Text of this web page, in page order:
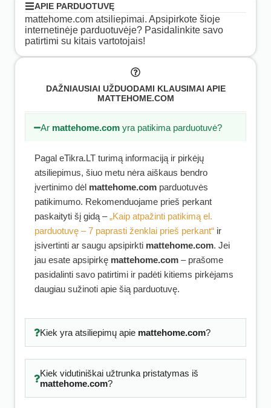
APIE PARDUOTUVĘ
mattehome.com atsiliepimai. Apsipirkote šioje
internetinėje parduotuvėje? Pasidalinkite savo
patirtimi su kitais vartotojais!
DAŽNIAUSIAI UŽDUODAMI KLAUSIMAI APIE
MATTEHOME.COM
Ar mattehome.com yra patikima parduotuvė?
Pagal eTikra.LT turimą informaciją ir pirkėjų
atsiliepimus, šiuo metu nėra aiškaus bendro
įvertinimo dėl mattehome.com parduotuvės
patikimumo. Rekomenduojame prieš perkant
paskaityti šį gidą –„Kaip atpažinti patikimą el.
parduotuvę – 7 paprasti ženklai prieš perkant“ ir
įsivertinti ar saugu apsipirkti mattehome.com. Jei
jau esate apsipirkę mattehome.com – prašome
pasidalinti savo patirtimi ir padėti kitiems pirkėjams
daugiau sužinoti apie šią parduotuvę.
Kiek yra atsiliepimų apie mattehome.com?
Kiek vidutiniškai užtrunka pristatymas iš
mattehome.com?